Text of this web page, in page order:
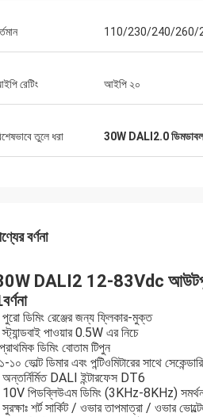
110/230/240/260/
রেটিং আইপি ২০
তুলে ধরা 30W DALI2.0
বর্ণনা
DALI2 12-83Vdc আউটপুট
ডিমিং রেঞ্জের জন্য ফ্লিকার-মুক্ত
পাওয়ার 0.5W এর নিচে
ডিমিং বোতাম টিপুন
১০ ভোল্ট ডিমার এবং পন্টিওমিটারের সাথে
DALI ইন্টারফেস DT6
পিডব্লিউএম ডিমিং (3KHz-8KHz)
শর্ট সার্কিট / ওভার তাপমাত্রা / ওভার